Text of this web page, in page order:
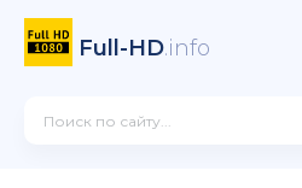
Full-HD.info